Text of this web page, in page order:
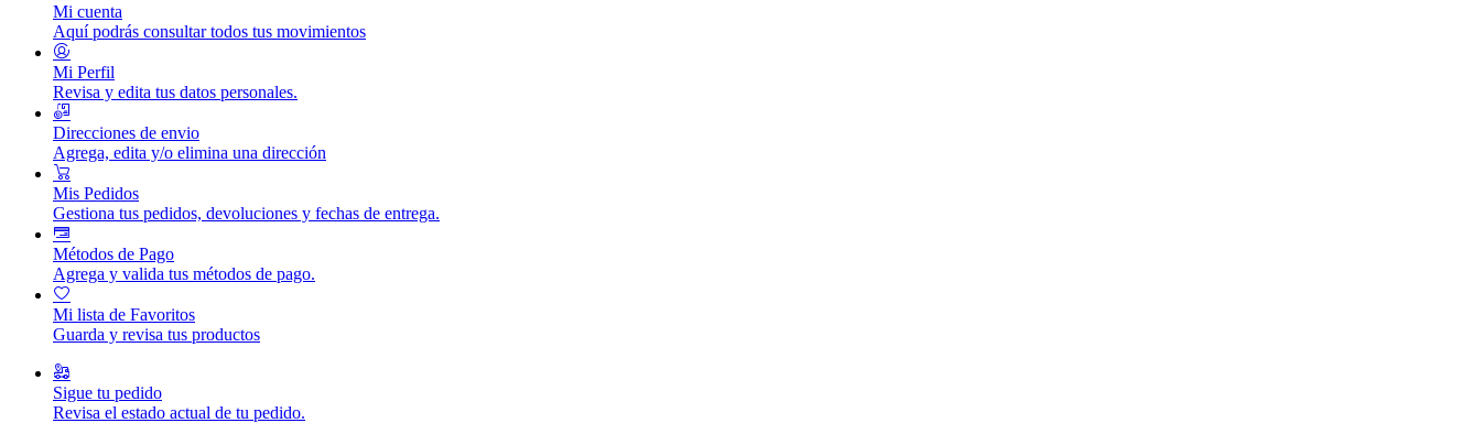
Mi cuenta
Aquí podrás consultar todos tus movimientos
Mi Perfil
Revisa y edita tus datos personales.
Direcciones de envio
Agrega, edita y/o elimina una dirección
Mis Pedidos
Gestiona tus pedidos, devoluciones y fechas de entrega.
Métodos de Pago
Agrega y valida tus métodos de pago.
Mi lista de Favoritos
Guarda y revisa tus productos
Sigue tu pedido
Revisa el estado actual de tu pedido.